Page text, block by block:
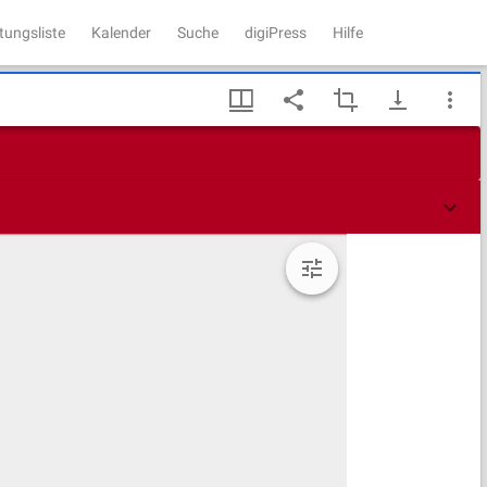
Kalender Suche digiPress Hilfe